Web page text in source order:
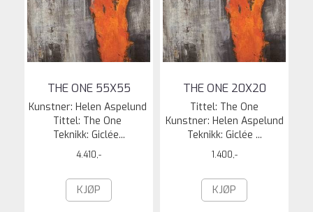
THE ONE 55X55
Kunstner: Helen Aspelund
Tittel: The One
Teknikk: Giclée...
4.410,-
KJØP
THE ONE 20X20
Tittel: The One
Kunstner: Helen Aspelund
Teknikk: Giclée ...
1.400,-
KJØP